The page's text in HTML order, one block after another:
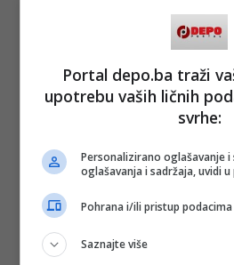
što bi dodatno moglo da poveća
CIA je, takođe, predvidjela da će
Evropom biti "dramatično drugačiji"
čemu, očigledno, radi novi šef
To će, kako se predviđa, imati za
evropskom arhitekturom u oblasti
Novosti , DEPO PORTAL, BLIN
PODIJELI NA
Portal depo.ba traži
upotrebu vaših ličnih
svrhe:
Personalizirano oglašavanje i
oglašavanja i sadržaja, uvidi
Pohrana i/ili pristup
Saznajte više